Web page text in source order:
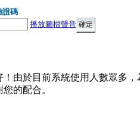
證碼
播放圖檔聲音
！由於目前系統使用人數眾多
的配合。